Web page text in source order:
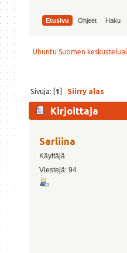
Etusivu Ohjeet Haku
Ubuntu Suomen
Sivuja: [1] Siirry alas
Kirjoittaja
Sarliina
Käyttäjä
Viestejä: 94